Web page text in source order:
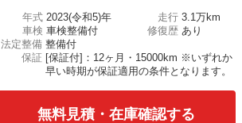
年式 2023(令和5)年 走行 3.1万km
車検 車検整備付 修復歴 あり
法定整備 整備付
保証 [保証付]：12ヶ月・15000km ※いずれか
早い時期が保証適用の条件となります。
無料見積・在庫確認する